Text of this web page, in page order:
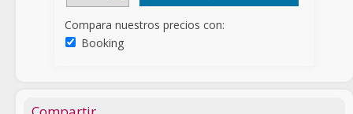
Compara nuestros precios con:
Booking